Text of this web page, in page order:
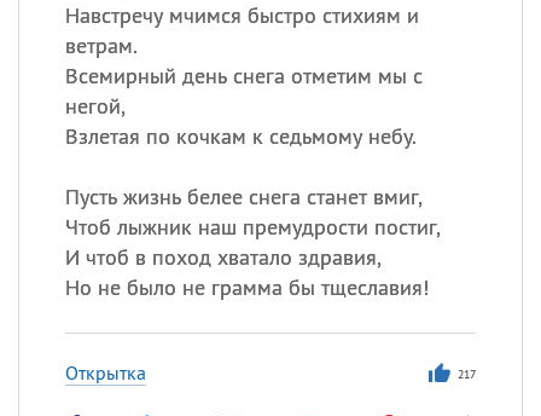
Навстречу мчимся быстро стихиям и
ветрам.
Всемирный день снега отметим мы с
негой,
Взлетая по кочкам к седьмому небу.
Пусть жизнь белее снега станет вмиг,
Чтоб лыжник наш премудрости постиг,
И чтоб в поход хватало здравия,
Но не было не грамма бы тщеславия!
Открытка 217